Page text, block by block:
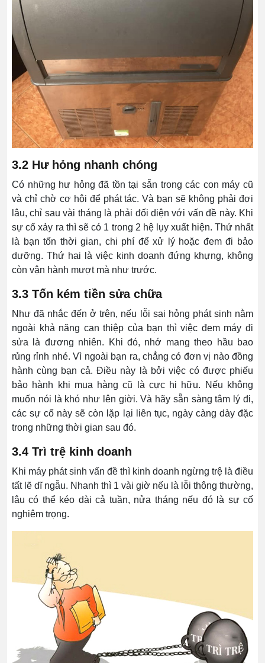
3.2 Hư hỏng nhanh chóng
Có những hư hỏng đã tồn tại sẵn trong các con máy cũ
và chỉ chờ cơ hội để phát tác. Và bạn sẽ không phải đợi
lâu, chỉ sau vài tháng là phải đối diện với vấn đề này. Khi
sự cố xảy ra thì sẽ có 1 trong 2 hệ lụy xuất hiện. Thứ nhất
là bạn tốn thời gian, chi phí để xử lý hoặc đem đi bảo
dưỡng. Thứ hai là việc kinh doanh đứng khựng, không
còn vận hành mượt mà như trước.
3.3 Tốn kém tiền sửa chữa
Như đã nhắc đến ở trên, nếu lỗi sai hỏng phát sinh nằm
ngoài khả năng can thiệp của bạn thì việc đem máy đi
sửa là đương nhiên. Khi đó, nhớ mang theo hầu bao
rủng rỉnh nhé. Vì ngoài bạn ra, chẳng có đơn vị nào đồng
hành cùng bạn cả. Điều này là bởi việc có được phiếu
bảo hành khi mua hàng cũ là cực hi hữu. Nếu không
muốn nói là khó như lên giời. Và hãy sẵn sàng tâm lý đi,
các sự cố này sẽ còn lặp lại liên tục, ngày càng dày đặc
trong những thời gian sau đó.
3.4 Trì trệ kinh doanh
Khi máy phát sinh vấn đề thì kinh doanh ngừng trệ là điều
tất lẽ dĩ ngẫu. Nhanh thì 1 vài giờ nếu là lỗi thông thường,
lâu có thể kéo dài cả tuần, nửa tháng nếu đó là sự cố
nghiêm trọng.